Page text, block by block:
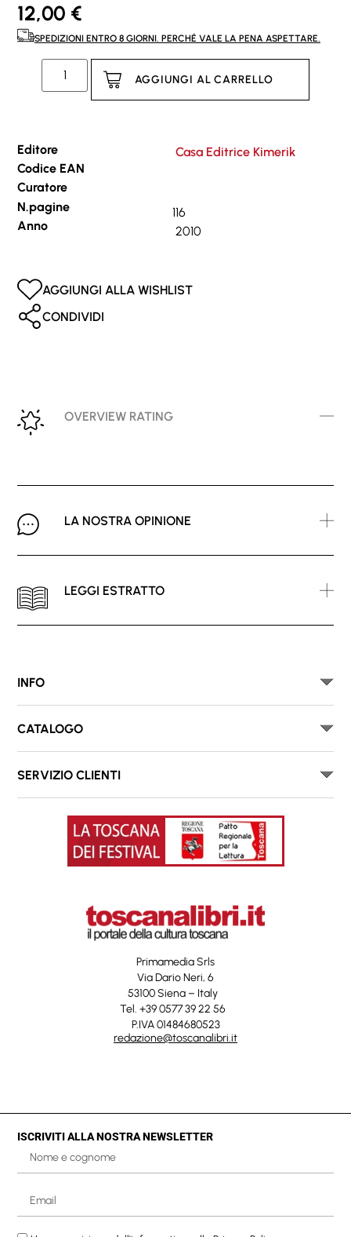
12,00 €
SPEDIZIONI ENTRO 8 GIORNI. PERCHÉ VALE LA PENA ASPETTARE.
AGGIUNGI AL CARRELLO
Editore
Casa Editrice Kimerik
Codice EAN
Curatore
N.pagine
116
Anno
2010
AGGIUNGI ALLA WISHLIST
CONDIVIDI
OVERVIEW RATING
LA NOSTRA OPINIONE
LEGGI ESTRATTO
INFO
CATALOGO
SERVIZIO CLIENTI
Primamedia Srls
Via Dario Neri, 6
53100 Siena – Italy
Tel. +39 0577 39 22 56
P.IVA 01484680523
redazione@toscanalibri.it
ISCRIVITI ALLA NOSTRA NEWSLETTER